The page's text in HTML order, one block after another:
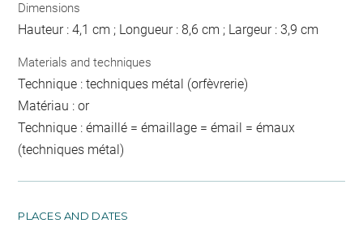
Dimensions
Hauteur : 4,1 cm ; Longueur : 8,6 cm ; Largeur : 3,9 cm
Materials and techniques
Technique : techniques métal (orfèvrerie)
Matériau : or
Technique : émaillé = émaillage = émail = émaux
(techniques métal)
PLACES AND DATES